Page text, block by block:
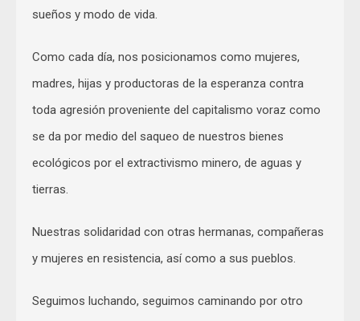
sueños y modo de vida.
Como cada día, nos posicionamos como mujeres,
madres, hijas y productoras de la esperanza contra
toda agresión proveniente del capitalismo voraz como
se da por medio del saqueo de nuestros bienes
ecológicos por el extractivismo minero, de aguas y
tierras.
Nuestras solidaridad con otras hermanas, compañeras
y mujeres en resistencia, así como a sus pueblos.
Seguimos luchando, seguimos caminando por otro